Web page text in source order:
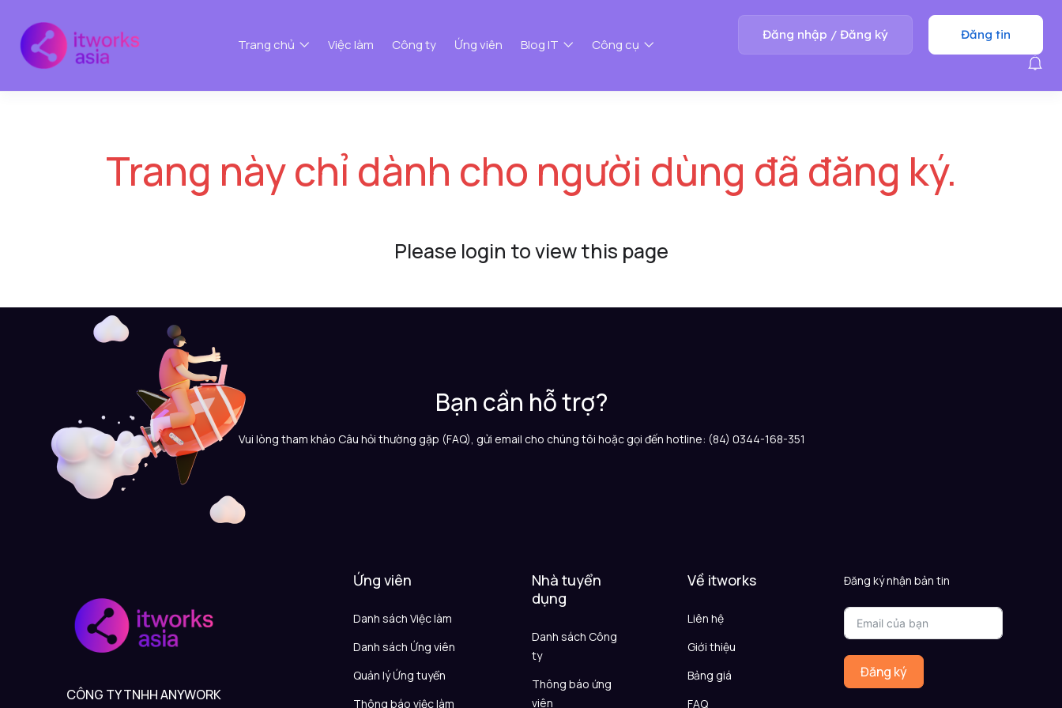
Trang chủ Việc làm Công ty Ứng viên Blog IT Công cụ
Đăng nhập / Đăng ký Đăng tin
Trang này chỉ dành cho người dùng đã đăng ký.
Please login to view this page
Bạn cần hỗ trợ?
Vui lòng tham khảo Câu hỏi thường gặp (FAQ), gửi email cho chúng tôi hoặc gọi đến hotline: (84) 0344-168-351
CÔNG TY TNHH ANYWORK
Ứng viên
Danh sách Việc làm
Danh sách Ứng viên
Quản lý Ứng tuyển
Thông báo việc làm
Nhà tuyển
dụng
Danh sách Công
ty
Thông báo ứng
viên
Về itworks
Liên hệ
Giới thiệu
Bảng giá
FAQ
Đăng ký nhận bản tin
Đăng ký